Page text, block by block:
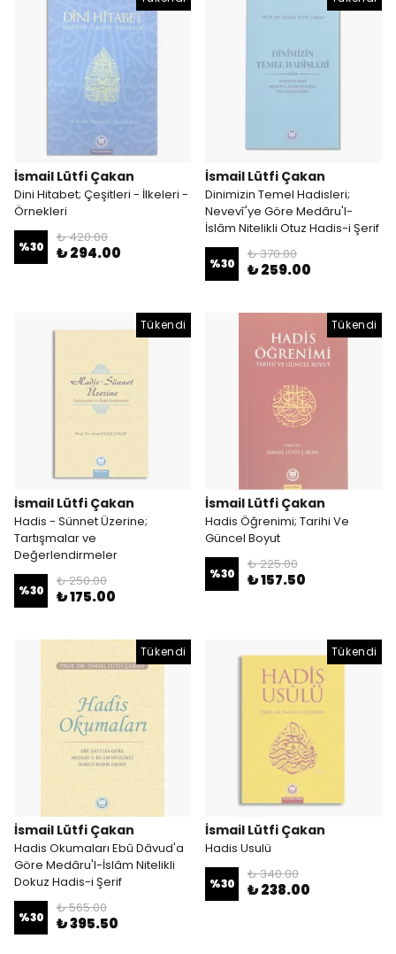
İsmail Lütfi Çakan
Dini Hitabet; Çeşitleri - İlkeleri -
Örnekleri
%30
₺ 420.00
₺ 294.00
İsmail Lütfi Çakan
Dinimizin Temel Hadisleri;
Nevevî'ye Göre Medâru'l-
İslâm Nitelikli Otuz Hadis-i Şerif
%30
₺ 370.00
₺ 259.00
Tükendi
İsmail Lütfi Çakan
Hadis - Sünnet Üzerine;
Tartışmalar ve
Değerlendirmeler
%30
₺ 250.00
₺ 175.00
Tükendi
İsmail Lütfi Çakan
Hadis Öğrenimi; Tarihi Ve
Güncel Boyut
%30
₺ 225.00
₺ 157.50
Tükendi
İsmail Lütfi Çakan
Hadis Okumaları Ebû Dâvud'a
Göre Medâru'l-İslâm Nitelikli
Dokuz Hadis-i Şerif
%30
₺ 565.00
₺ 395.50
Tükendi
İsmail Lütfi Çakan
Hadis Usulü
%30
₺ 340.00
₺ 238.00